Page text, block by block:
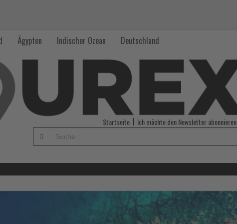
Ägypten Indischer Ozean Deutschland
Startseite Ich möchte den Newsletter abonnieren